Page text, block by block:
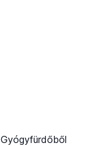
Gyógyfürdőből